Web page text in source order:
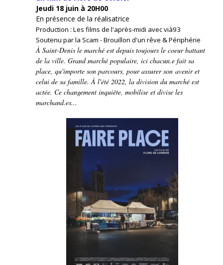
Jeudi 18 juin à 20H00
En présence de la réalisatrice
Production : Les films de l'après-midi avec vià93
Soutenu par la Scam - Brouillon d'un rêve & Périphérie
À Saint-Denis le marché est depuis toujours le coeur battant
de la ville. Grand marché populaire, ici chacun.e fait sa
place, qu'importe son parcours, pour assurer son avenir et
celui de sa famille. À l'été 2022, la division du marché est
actée. Ce changement inquiète, mobilise et divise les
marchand.es...